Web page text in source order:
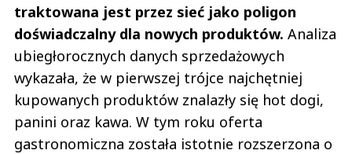
traktowana jest przez sieć jako poligon
doświadczalny dla nowych produktów. Analiza
ubiegłorocznych danych sprzedażowych
wykazała, że w pierwszej trójce najchętniej
kupowanych produktów znalazły się hot dogi,
panini oraz kawa. W tym roku oferta
gastronomiczna została istotnie rozszerzona o